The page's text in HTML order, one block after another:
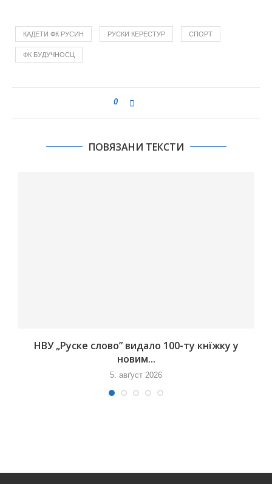
КАДЕТИ ФК РУСИН РУСКИ КЕРЕСТУР СПОРТ
ФК БУДУЧНОСЦ
0
ПОВЯЗАНИ ТЕКСТИ
НВУ „Руске слово” видало 100-ту кнїжку у
новим...
5. авґуст 2026